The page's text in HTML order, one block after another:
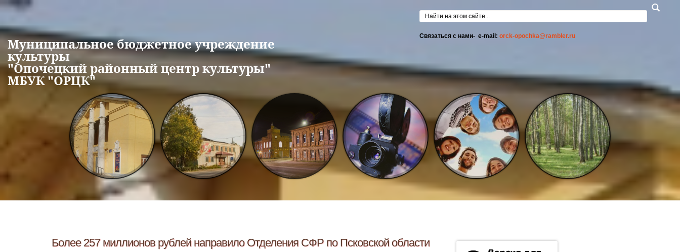
Перейти к основному содержанию
Форма поиска
Связаться с нами- e-mail: orck-opochka@rambler.ru
Муниципальное бюджетное учреждение
культуры
"Опочецкий районный центр культуры"
МБУК "ОРЦК"
Более 257 миллионов рублей направило Отделения СФР по Псковской области